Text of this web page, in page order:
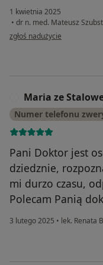
1 kwietnia 2025
• dr n. med. Mateusz
w opinii użytkownika HUBERT
zgłoś nadużycie
Maria ze
Numer telefonu
Pani Doktor jest
dziedznie,
mi durzo czasu,
Polecam Panią
3 lutego 2025 • lek. Renata